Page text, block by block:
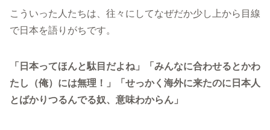
こういった人たちは、往々にしてなぜだか少し上から目線
で日本を語りがちです。
「日本ってほんと駄目だよね」「みんなに合わせるとかわ
たし（俺）には無理！」「せっかく海外に来たのに日本人
とばかりつるんでる奴、意味わからん」